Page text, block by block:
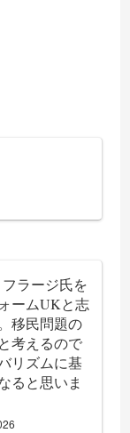
ラージ氏を
ームUKと志
移民問題の
考えるので
リズムに基
ると思いま